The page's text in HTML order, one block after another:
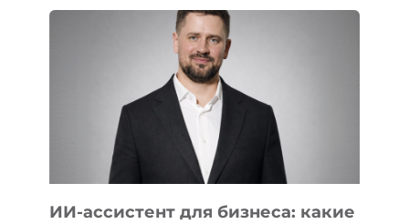
КОТОРЫЕ
РАЗВИВАЮТ
ТЕХНОЛОГИЧЕСКОЕ
ОБРАЗОВАНИЕ
ТАДЖИКИСТАНА
ИИ-ассистент для бизнеса: какие